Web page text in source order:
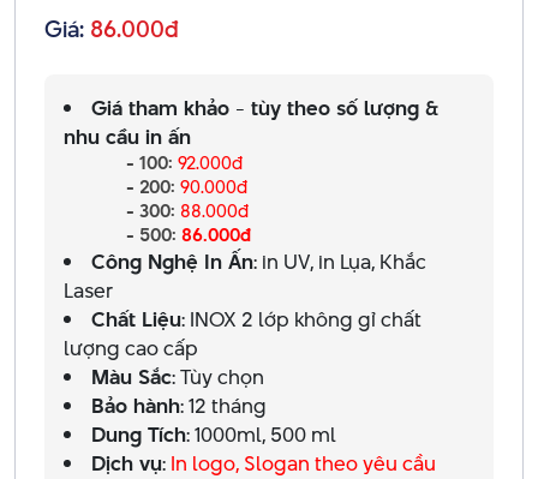
Giá: 86.000đ
Giá tham khảo - tùy theo số lượng &
nhu cầu in ấn
- 100: 92.000đ
- 200: 90.000đ
- 300: 88.000đ
- 500: 86.000đ
Công Nghệ In Ấn: in UV, in Lụa, Khắc
Laser
Chất Liệu: INOX 2 lớp không gỉ chất
lượng cao cấp
Màu Sắc: Tùy chọn
Bảo hành: 12 tháng
Dung Tích: 1000ml, 500 ml
Dịch vụ: In logo, Slogan theo yêu cầu